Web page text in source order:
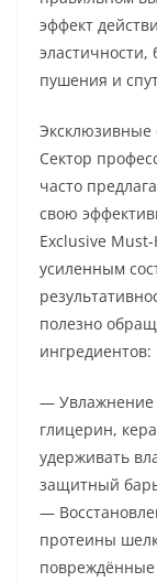
эффект
пушения и
Эксклюзивные
Сектор
часто
свою
Exclusive
усиленным
полезно
ингредиентов:
— Увлажнение
глицерин,
удерживать
защитный
—
протеины
повреждённые